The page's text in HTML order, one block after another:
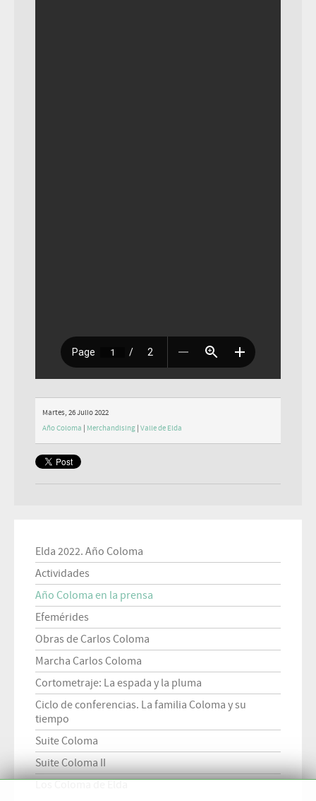
Martes, 26 Julio 2022
Año Coloma | Merchandising | Valle de Elda
Elda 2022. Año Coloma
Actividades
Año Coloma en la prensa
Efemérides
Obras de Carlos Coloma
Marcha Carlos Coloma
Cortometraje: La espada y la pluma
Ciclo de conferencias. La familia Coloma y su
tiempo
Suite Coloma
Suite Coloma II